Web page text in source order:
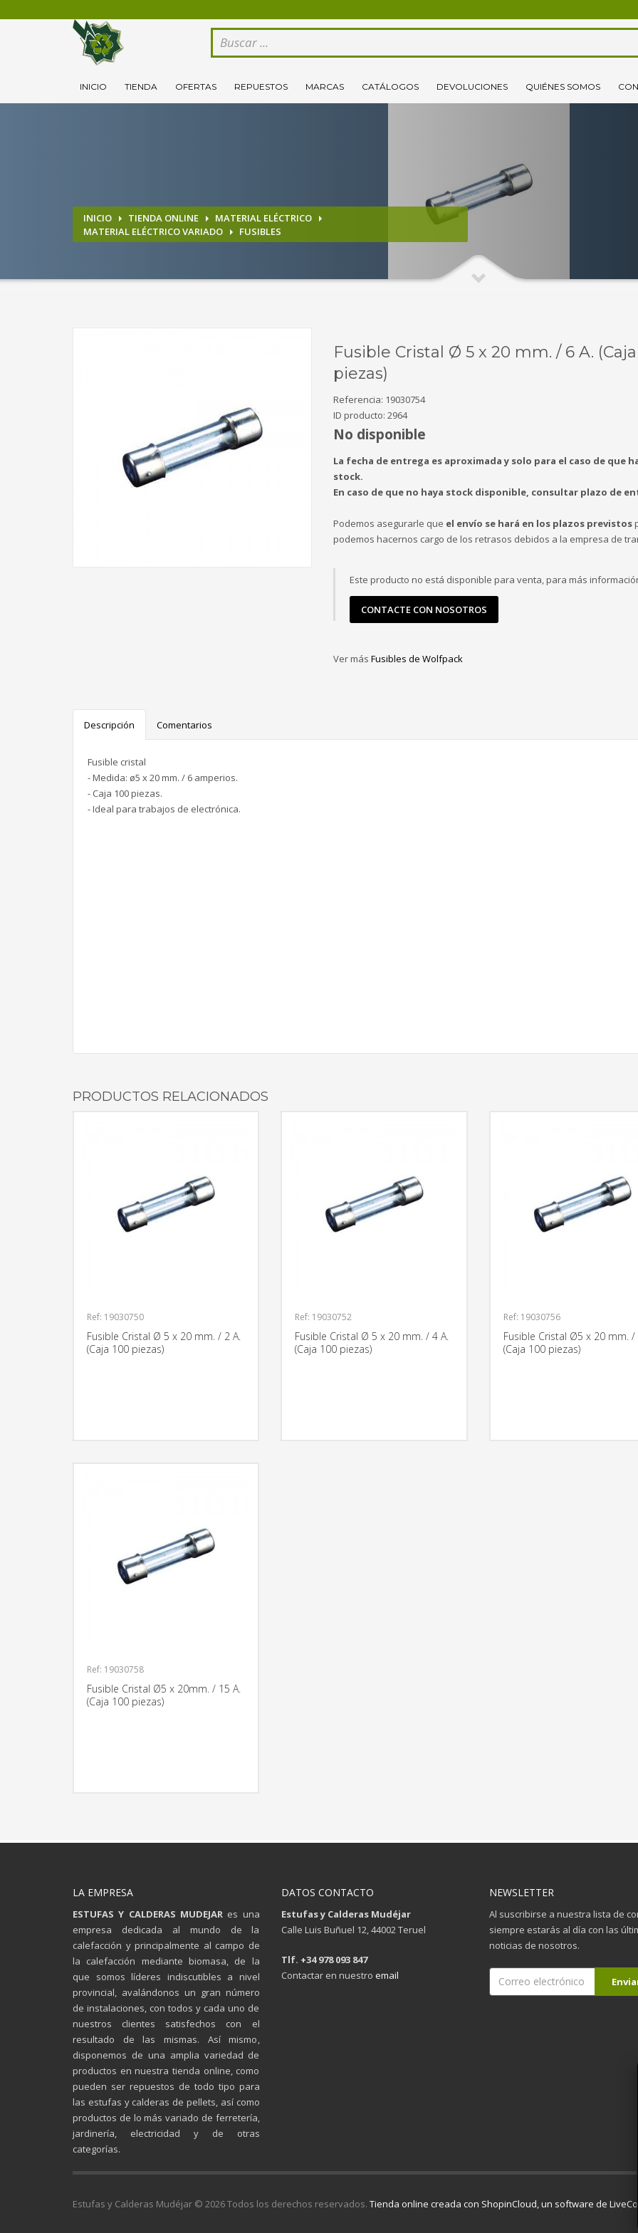
CÓMO COMPRAR
Logeate con tu cuenta de cliente.
INICIO TIENDA OFERTAS REPUESTOS MARCAS CATÁLOGOS DEVOLUCIONES QUIÉNES SOMOS
INICIO TIENDA ONLINE
MATERIAL ELÉCTRICO
MATERIAL ELÉCTRICO VARIADO
FUSIBLES
Fusible Cristal Ø 5 x 20 mm. / 6 A. (Caja
piezas)
Referencia: 19030754
ID producto: 2964
No disponible
La fecha de entrega es aproximada y solo para el caso de que
stock.
En caso de que no haya stock disponible, consultar plazo de
Podemos asegurarle que el envío se hará en los plazos previstos
podemos hacernos cargo de los retrasos debidos a la empresa de
Este producto no está disponible para venta, para más
CONTACTE CON NOSOTROS
Ver más Fusibles de Wolfpack
Descripción Comentarios
Fusible cristal
- Medida: ø5 x 20 mm. / 6 amperios.
- Caja 100 piezas.
- Ideal para trabajos de electrónica.
PRODUCTOS RELACIONADOS
Ref: 19030750
Fusible Cristal Ø 5 x 20 mm. / 2 A.
(Caja 100 piezas)
Ref: 19030752
Fusible Cristal Ø 5 x 20 mm. / 4 A.
(Caja 100 piezas)
Ref: 19030756
Fusible Cristal Ø5 x 20 mm. /
(Caja 100 piezas)
Ref: 19030758
Fusible Cristal Ø5 x 20mm. / 15 A.
(Caja 100 piezas)
LA EMPRESA
ESTUFAS Y CALDERAS MUDEJAR es una
empresa dedicada al mundo de la
calefacción y principalmente al campo de
la calefacción mediante biomasa, de la
que somos líderes indiscutibles a nivel
provincial, avalándonos un gran número
de instalaciones, con todos y cada uno de
nuestros clientes satisfechos con el
resultado de las mismas. Así mismo,
disponemos de una amplia variedad de
productos en nuestra tienda online, como
pueden ser repuestos de todo tipo para
las estufas y calderas de pellets, así como
productos de lo más variado de ferretería,
jardinería, electricidad y de otras
categorías.
DATOS CONTACTO
Estufas y Calderas Mudéjar
Calle Luis Buñuel 12, 44002 Teruel
Tlf. +34 978 093 847
Contactar en nuestro email
NEWSLETTER
Al suscribirse a nuestra lista de
siempre estarás al día con las
noticias de nosotros.
Estufas y Calderas Mudéjar © 2026 Todos los derechos reservados. Tienda online creada con ShopinCloud, un software de